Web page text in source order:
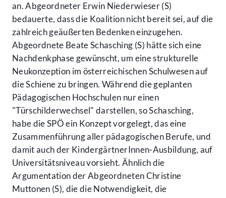
an. Abgeordneter Erwin Niederwieser (S)
bedauerte, dass die Koalition nicht bereit sei, auf die
zahlreich geäußerten Bedenken einzugehen.
Abgeordnete Beate Schasching (S) hätte sich eine
Nachdenkphase gewünscht, um eine strukturelle
Neukonzeption im österreichischen Schulwesen auf
die Schiene zu bringen. Während die geplanten
Pädagogischen Hochschulen nur einen
"Türschilderwechsel" darstellen, so Schasching,
habe die SPÖ ein Konzept vorgelegt, das eine
Zusammenführung aller pädagogischen Berufe, und
damit auch der KindergärtnerInnen-Ausbildung, auf
Universitätsniveau vorsieht. Ähnlich die
Argumentation der Abgeordneten Christine
Muttonen (S), die die Notwendigkeit, die